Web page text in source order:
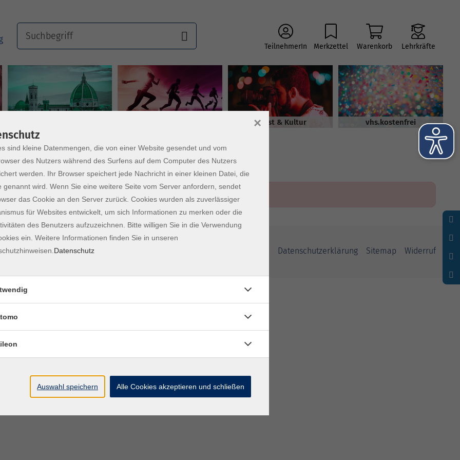
TeilnehmerIn Merkzettel Warenkorb Lehrkräfte
Kunst & Kultur vhs.kostenfrei
Datenschutzerklärung Sitemap Widerruf
sind kleine Datenmengen, die von einer Website gesendet und vom
des Nutzers während des Surfens auf dem Computer des Nutzers
werden. Ihr Browser speichert jede Nachricht in einer kleinen Datei, die
genannt wird. Wenn Sie eine weitere Seite vom Server anfordern, sendet
das Cookie an den Server zurück. Cookies wurden als zuverlässiger
für Websites entwickelt, um sich Informationen zu merken oder die
des Benutzers aufzuzeichnen. Bitte willigen Sie in die Verwendung
ein. Weitere Informationen finden Sie in unseren
Datenschutz
×
Auswahl speichern Alle Cookies akzeptieren und schließen